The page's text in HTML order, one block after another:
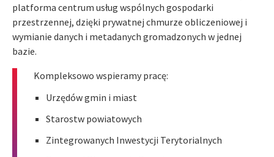
platforma centrum usług wspólnych gospodarki
przestrzennej, dzięki prywatnej chmurze obliczeniowej i
wymianie danych i metadanych gromadzonych w jednej
bazie.
Kompleksowo wspieramy pracę:
Urzędów gmin i miast
Starostw powiatowych
Zintegrowanych Inwestycji Terytorialnych